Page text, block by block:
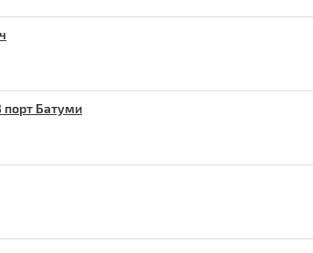
порт Батуми